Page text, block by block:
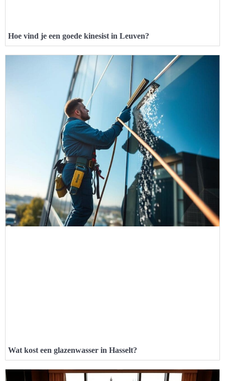
Hoe vind je een goede kinesist in Leuven?
Wat kost een glazenwasser in Hasselt?